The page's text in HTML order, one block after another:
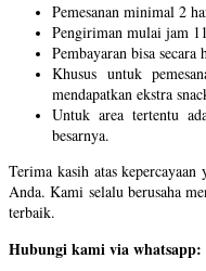
Pemesanan minimal 2
Pengiriman mulai jam
Pembayaran bisa
Khusus untuk
mendapatkan ekstra
Untuk area tertentu
besarnya.
Terima kasih atas
Anda. Kami selalu berusaha
terbaik.
Hubungi kami via whatsapp: